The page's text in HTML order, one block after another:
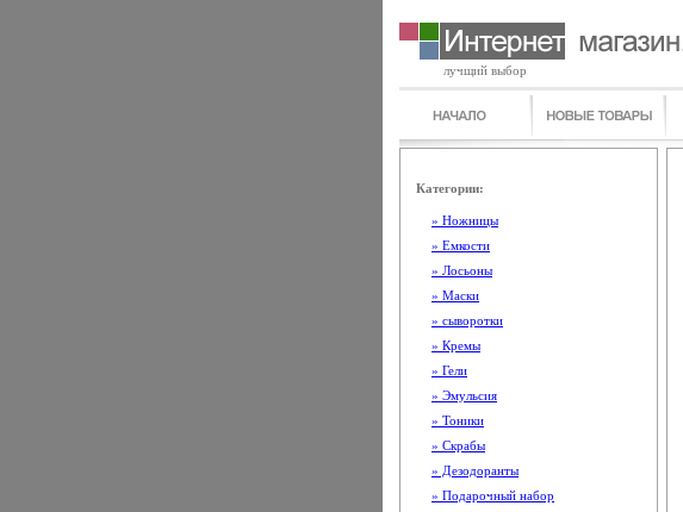
лучщий выбор
Категории:
» Ножницы
» Емкости
» Лосьоны
» Маски
» сыворотки
» Кремы
» Гели
» Эмульсия
» Тоники
» Скрабы
» Дезодоранты
» Подарочный набор